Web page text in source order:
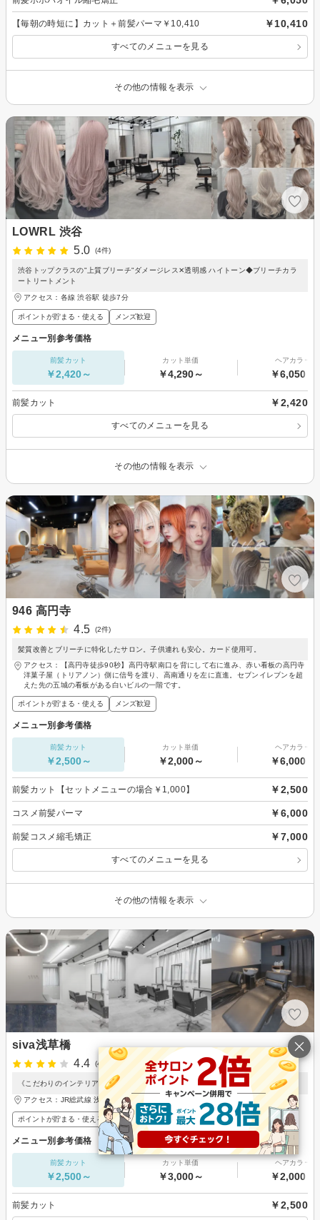
【毎朝の時短に】カット＋前髪パーマ￥10,410 ￥10,410
すべてのメニューを見る
その他の情報を表示
LOWRL 渋谷
5.0
(4件)
渋谷トップクラスの"上質ブリーチ"ダメージレス✕透明感 ハイトーン◆ブリーチカラ
ートリートメント
アクセス：各線 渋谷駅 徒歩7分
ポイントが貯まる・使える メンズ歓迎
メニュー別参考価格
前髪カット
￥2,420～
カット単価
￥4,290～
ヘアカラー
￥6,050～
前髪カット ￥2,420
すべてのメニューを見る
その他の情報を表示
946 高円寺
4.5
(2件)
髪質改善とブリーチに特化したサロン。子供連れも安心。カード使用可。
アクセス：【高円寺徒歩90秒】高円寺駅南口を背にして右に進み、赤い看板の高円寺
洋菓子屋（トリアノン）側に信号を渡り、高南通りを左に直進。セブンイレブンを超
えた先の五城の看板がある白いビルの一階です。
ポイントが貯まる・使える メンズ歓迎
メニュー別参考価格
前髪カット
￥2,500～
カット単価
￥2,000～
ヘアカラー
￥6,000～
前髪カット【セットメニューの場合￥1,000】 ￥2,500
コスメ前髪パーマ ￥6,000
前髪コスメ縮毛矯正 ￥7,000
すべてのメニューを見る
その他の情報を表示
siva浅草橋
4.4
(4件)
《こだわりのインテリア》上質プライベートサロン★
アクセス：JR総武線 浅草橋駅 徒歩2分
ポイントが貯まる・使える メンズ歓迎
メニュー別参考価格
前髪カット
￥2,500～
カット単価
￥3,000～
ヘアカラー
￥2,000～
前髪カット ￥2,500